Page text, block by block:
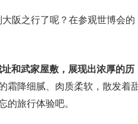
阪之行了呢？在参观世博会的
和武家屋敷，展现出浓厚的历
霜降细腻、肉质柔软，散发着
的旅行体验吧。